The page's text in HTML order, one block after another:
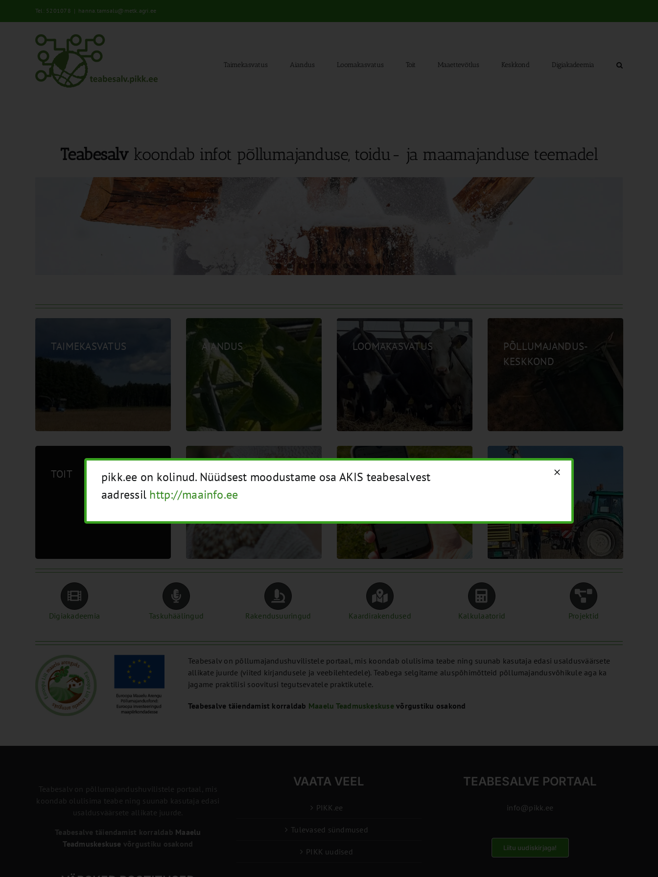
Tel: 5201078 | hanna.tamsalu@metk.agri.ee
Taimekasvatus Aiandus Loomakasvatus Toit Maaettevõtlus Keskkond Digiakadeemia
Teabesalv koondab infot põllumajanduse, toidu- ja maamajanduse teemadel
TAIMEKASVATUS AIANDUS LOOMAKASVATUS
PÕLLUMAJANDUS-
KESKKOND
TOIT MAAETTEVÕTLUS NÕUETELE VASTAVUS TÖÖOHUTUS
Digiakadeemia Taskuhäälingud Rakendusuuringud Kaardirakendused Kalkulaatorid Projektid
Teabesalv on põllumajandushuvilistele portaal, mis koondab olulisima teabe ning suunab kasutaja edasi usaldusväärsete
allikate juurde (viited kirjandusele ja veebilehtedele). Teabega selgitame aluspõhimõtteid põllumajandusvõhikule aga ka
jagame praktilisi soovitusi tegutsevatele praktikutele.
Teabesalve täiendamist korraldab Maaelu Teadmuskeskusevõrgustiku osakond
Teabesalv on põllumajandushuvilistele portaal, mis
koondab olulisima teabe ning suunab kasutaja edasi
usaldusväärsete allikate juurde.
Teabesalve täiendamist korraldab Maaelu
Teadmuskeskuse võrgustiku osakond
VAATA VEEL
PIKK.ee
Tulevased sündmused
PIKK uudised
TEABESALVE PORTAAL
info@pikk.ee
Liitu uudiskirjaga!
pikk.ee on kolinud. Nüüdsest moodustame osa AKIS teabesalvest
aadressil http://maainfo.ee